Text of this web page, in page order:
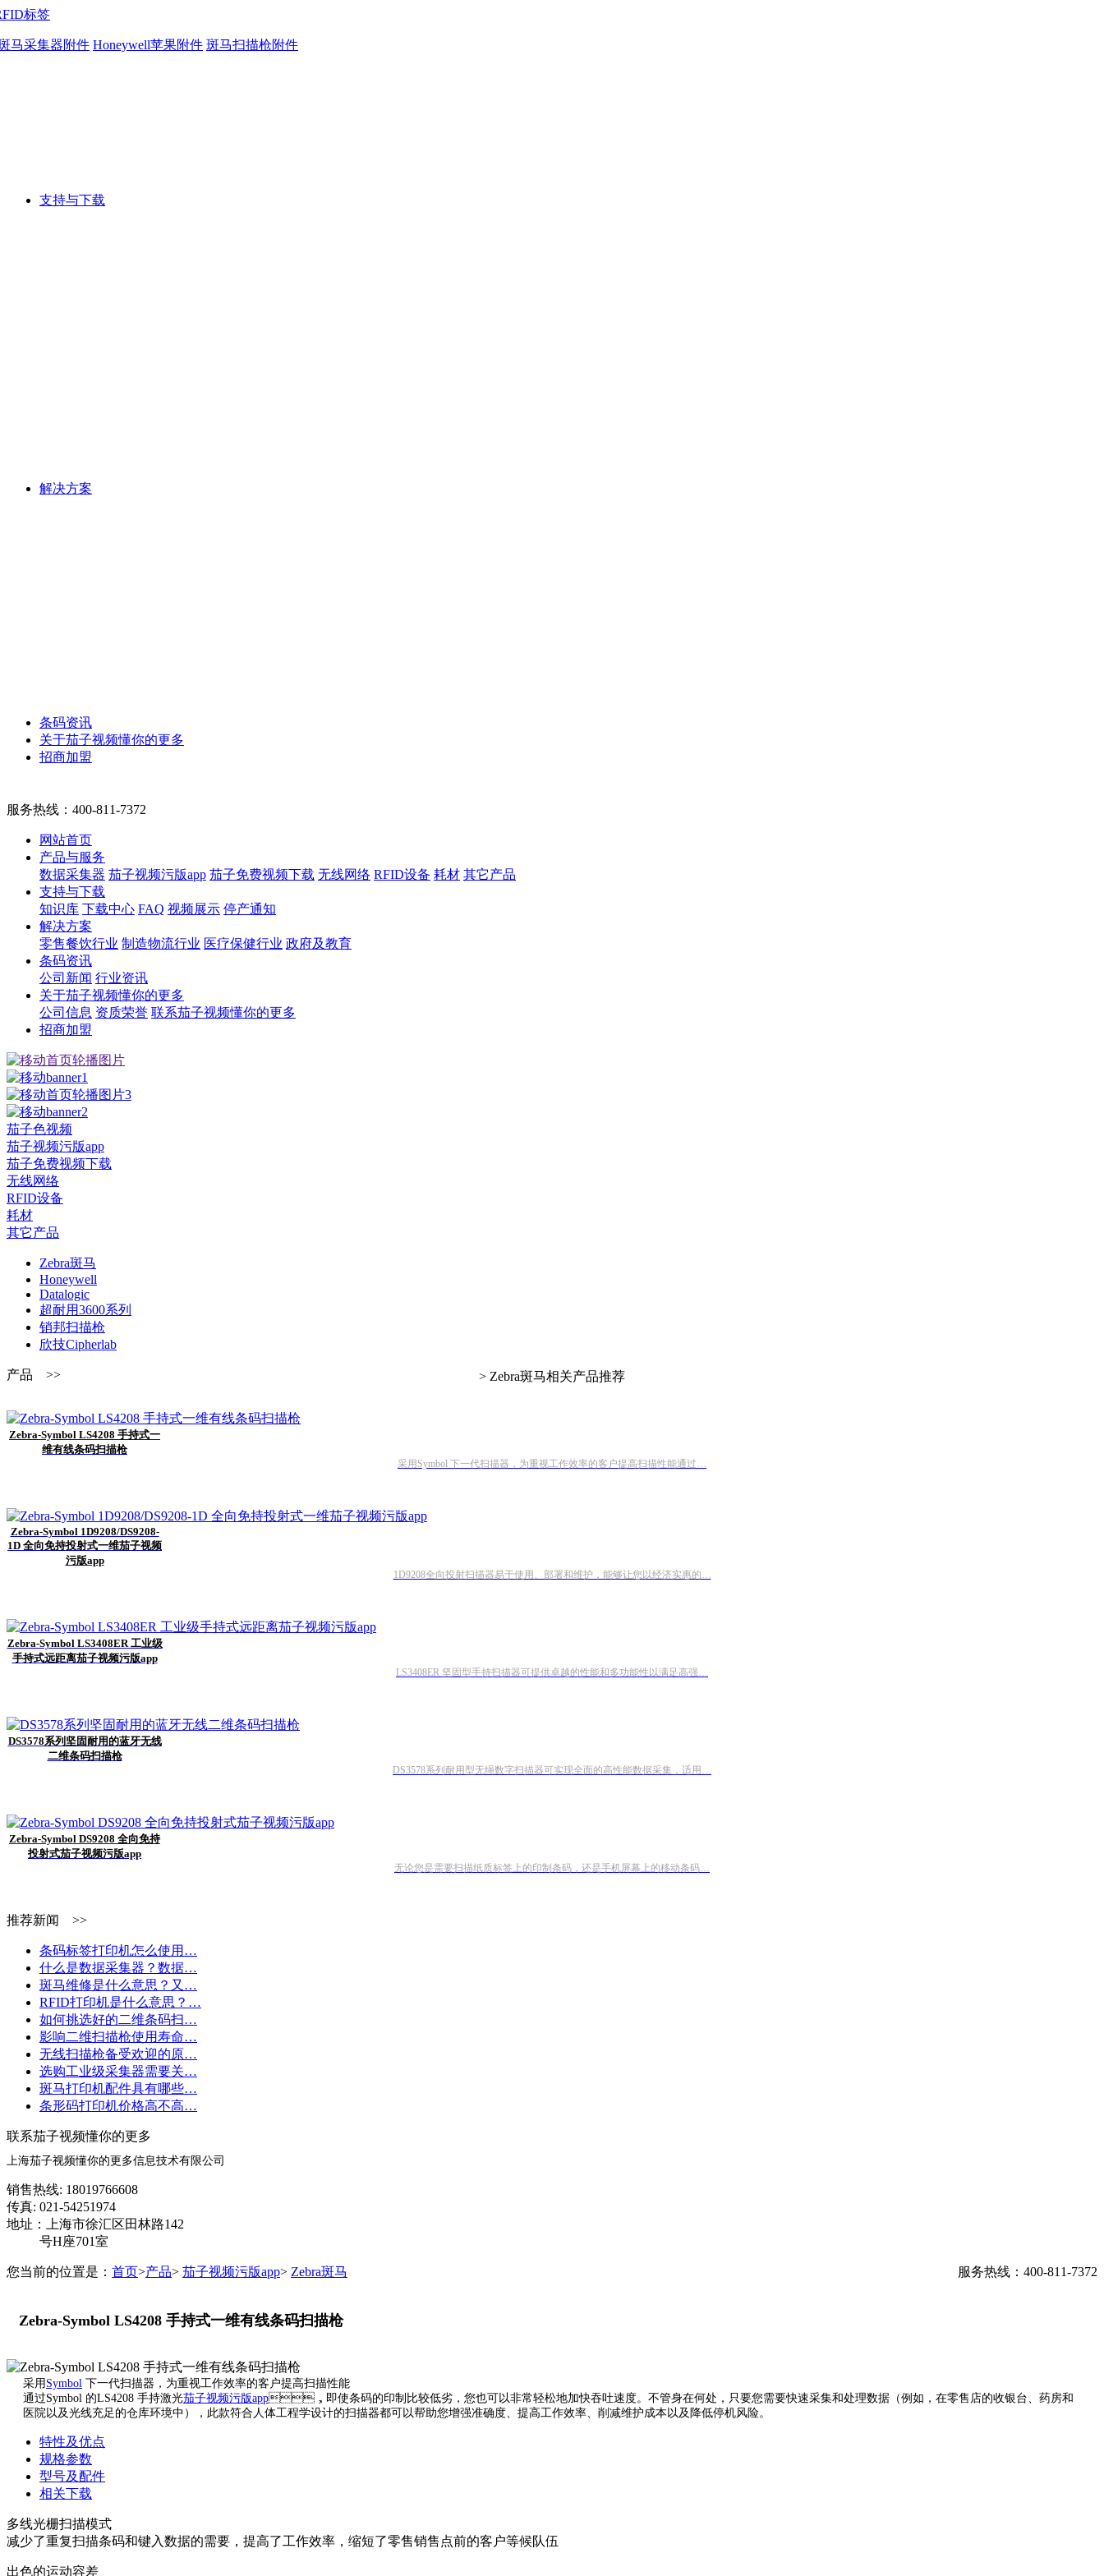
标签
马采集器附件 Honeywell苹果附件 斑马扫描枪附件
支持与下载
解决方案
条码资讯
关于茄子视频懂你的更多
招商加盟
服务热线： 400-811-7372
网站首页
产品与服务
数据采集器 茄子视频污版app 茄子免费视频下载 无线网络 RFID设备 耗材 其它产品
支持与下载
知识库 下载中心 FAQ 视频展示 停产通知
解决方案
零售餐饮行业 制造物流行业 医疗保健行业 政府及教育
条码资讯
公司新闻 行业资讯
关于茄子视频懂你的更多
公司信息 资质荣誉 联系茄子视频懂你的更多
招商加盟
茄子色视频
茄子视频污版app
茄子免费视频下载
无线网络
RFID设备
耗材
其它产品
Zebra斑马
Honeywell
Datalogic
超耐用3600系列
销邦扫描枪
欣技Cipherlab
产品 >> > Zebra斑马相关产品推荐
Zebra-Symbol LS4208 手持式一
维有线条码扫描枪
采用Symbol 下一代扫描器，为重视工作效率的客户提高扫描性能通过…
Zebra-Symbol 1D9208/DS9208-
1D 全向免持投射式一维茄子视频
污版app
1D9208全向投射扫描器易于使用、部署和维护，能够让您以经济实惠的…
Zebra-Symbol LS3408ER 工业级
手持式远距离茄子视频污版app
LS3408ER 坚固型手持扫描器可提供卓越的性能和多功能性以满足高强…
DS3578系列坚固耐用的蓝牙无线
二维条码扫描枪
DS3578系列耐用型无绳数字扫描器可实现全面的高性能数据采集，适用…
Zebra-Symbol DS9208 全向免持
投射式茄子视频污版app
无论您是需要扫描纸质标签上的印制条码，还是手机屏幕上的移动条码…
推荐新闻 >>
条码标签打印机怎么使用…
什么是数据采集器？数据…
斑马维修是什么意思？又…
RFID打印机是什么意思？…
如何挑选好的二维条码扫…
影响二维扫描枪使用寿命…
无线扫描枪备受欢迎的原…
选购工业级采集器需要关…
斑马打印机配件具有哪些…
条形码打印机价格高不高…
联系茄子视频懂你的更多
上海茄子视频懂你的更多信息技术有限公司
销售热线: 18019766608
传真: 021-54251974
地址：上海市徐汇区田林路142
号H座701室
您当前的位置是： 首页>产品> 茄子视频污版app> Zebra斑马 服务热线：400-811-7372
Zebra-Symbol LS4208 手持式一维有线条码扫描枪
采用 Symbol 下一代扫描器，为重视工作效率的客户提高扫描性能
通过Symbol 的LS4208 手持激光茄子视频污版app，即使条码的印制比较低劣，您也可以非常轻松地加快吞吐速度。不管身在何处，只要您需要快速采集和处理数据（例如，在零售店的收银台、药房和
医院以及光线充足的仓库环境中），此款符合人体工程学设计的扫描器都可以帮助您增强准确度、提高工作效率、削减维护成本以及降低停机风险。
特性及优点
规格参数
型号及配件
相关下载
多线光栅扫描模式
减少了重复扫描条码和键入数据的需要，提高了工作效率，缩短了零售销售点前的客户等候队伍
出色的运动容差